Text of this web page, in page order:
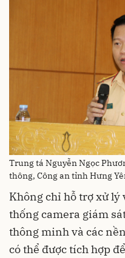
Trung tá Nguyễn Ngọc
thông, Công an tỉnh Hưng
Không chỉ hỗ trợ xử lý
thống camera giám
thông minh và các
có thể được tích hợp